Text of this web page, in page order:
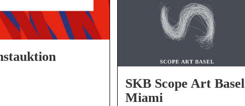
SKB Scope Art Basel
Miami